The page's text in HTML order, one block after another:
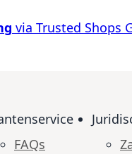
via Trusted Shops
FAQs